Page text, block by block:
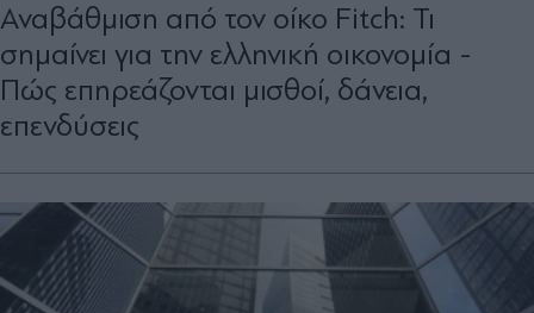
Αναβάθμιση από τον οίκο Fitch: Τι
σημαίνει για την ελληνική οικονομία -
Πώς επηρεάζονται μισθοί, δάνεια,
επενδύσεις